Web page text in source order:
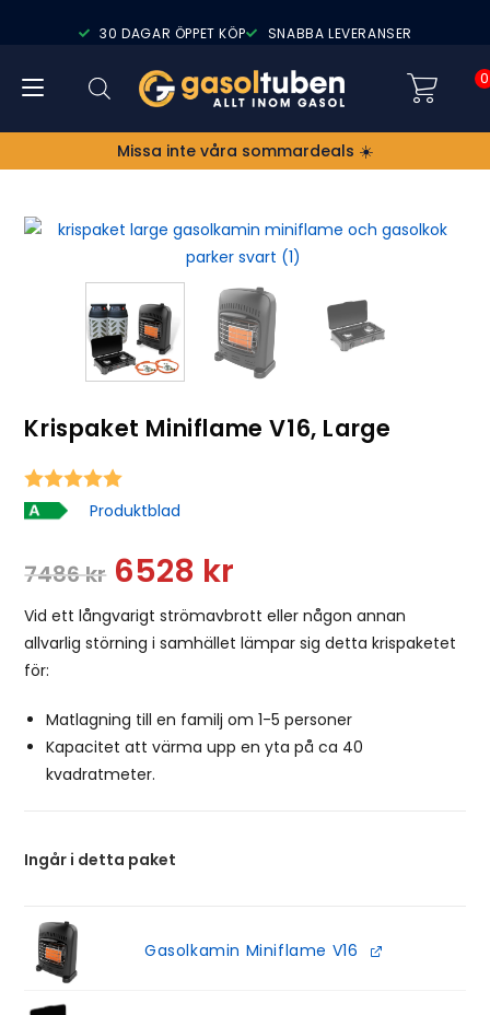
30 DAGAR ÖPPET KÖP SNABBA LEVERANSER
0
Missa inte våra sommardeals ☀️
Krispaket Miniflame V16, Large
Produktblad
7486kr 6528 kr
Vid ett långvarigt strömavbrott eller någon annan
allvarlig störning i samhället lämpar sig detta krispaketet
för:
Matlagning till en familj om 1-5 personer
Kapacitet att värma upp en yta på ca 40
kvadratmeter.
Ingår i detta paket
Gasolkamin Miniflame V16